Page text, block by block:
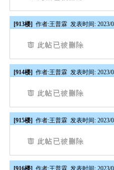
[913楼] 作者:王普霖 发表时间: 2023/
[914楼] 作者:王普霖 发表时间: 2023/
[915楼] 作者:王普霖 发表时间: 2023/
[916楼] 作者:王普霖 发表时间: 2023/